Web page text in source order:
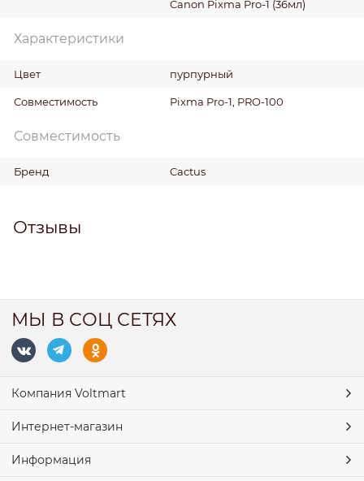
Canon Pixma Pro-1 (36мл)
Характеристики
Цвет пурпурный
Совместимость Pixma Pro-1, PRO-100
Совместимость
Бренд Cactus
Отзывы
МЫ В СОЦ СЕТЯХ
Компания Voltmart
Интернет-магазин
Информация